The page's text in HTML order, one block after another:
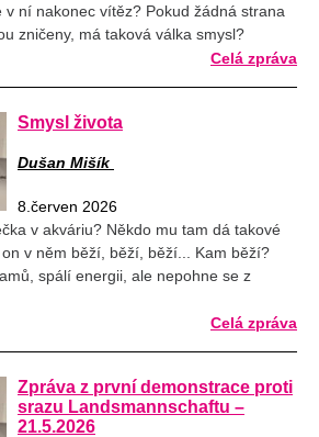
v ní nakonec vítěz? Pokud žádná strana
zničeny, má taková válka smysl?
Celá zpráva
Smysl života
Dušan Mišík
8.červen 2026
v akváriu? Někdo mu tam dá takové
v něm běží, běží, běží... Kam běží?
spálí energii, ale nepohne se z
Celá zpráva
Zpráva z první demonstrace proti
srazu Landsmannschaftu –
21.5.2026